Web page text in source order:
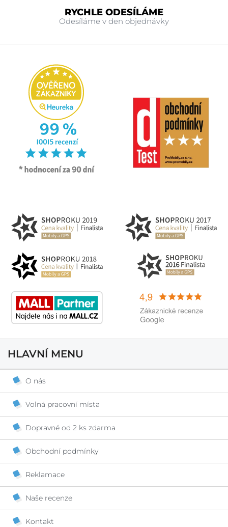
RYCHLE ODESÍLÁME
Odesíláme v den objednávky
HLAVNÍ MENU
O nás
Volná pracovní místa
Dopravné od 2 ks zdarma
Obchodní podmínky
Reklamace
Naše recenze
Kontakt